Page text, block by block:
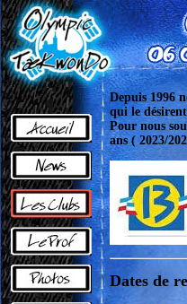
Depuis 1996
qui le
Pour nous
ans ( 2023/
Dates de